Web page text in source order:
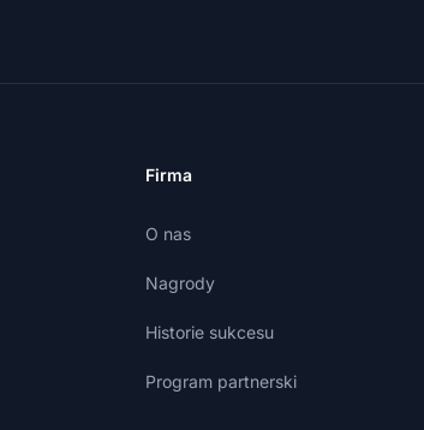
Firma
O nas
Nagrody
Historie sukcesu
Program partnerski